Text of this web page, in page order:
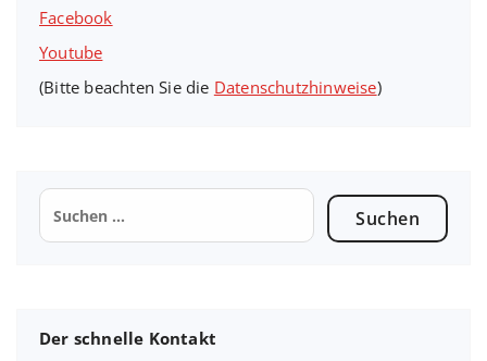
Facebook
Youtube
(Bitte beachten Sie die Datenschutzhinweise)
Suchen
nach:
Der schnelle Kontakt